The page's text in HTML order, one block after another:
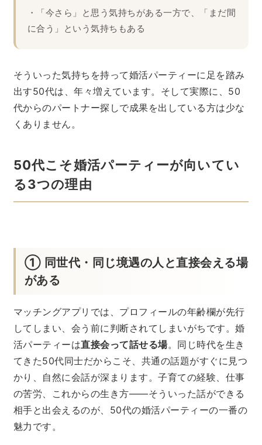
・「今さら」と思う気持ちがある一方で、「まだ間
に合う」という気持ちもある
そういった気持ちを持って婚活パーティーに足を踏み
出す50代は、年々増えています。そして実際に、50
代からのパートナー探しで成果を出している方は少な
くありません。
50代こそ婚活パーティーが向いてい
る3つの理由
① 同世代・同じ境遇の人と直接会える場
がある
マッチングアプリでは、プロフィールの年齢欄が先行
してしまい、会う前に判断されてしまいがちです。婚
活パーティーは直接会って話せる場。同じ時代を生き
てきた50代同士だからこそ、共通の話題がすぐに見つ
かり、自然に会話が深まります。子育ての経験、仕事
の苦労、これからの生き方——そういった話ができる
相手と出会えるのが、50代の婚活パーティーの一番の
魅力です。